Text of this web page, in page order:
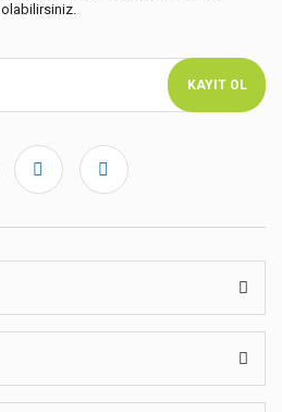
olabilirsiniz.
KAYIT OL